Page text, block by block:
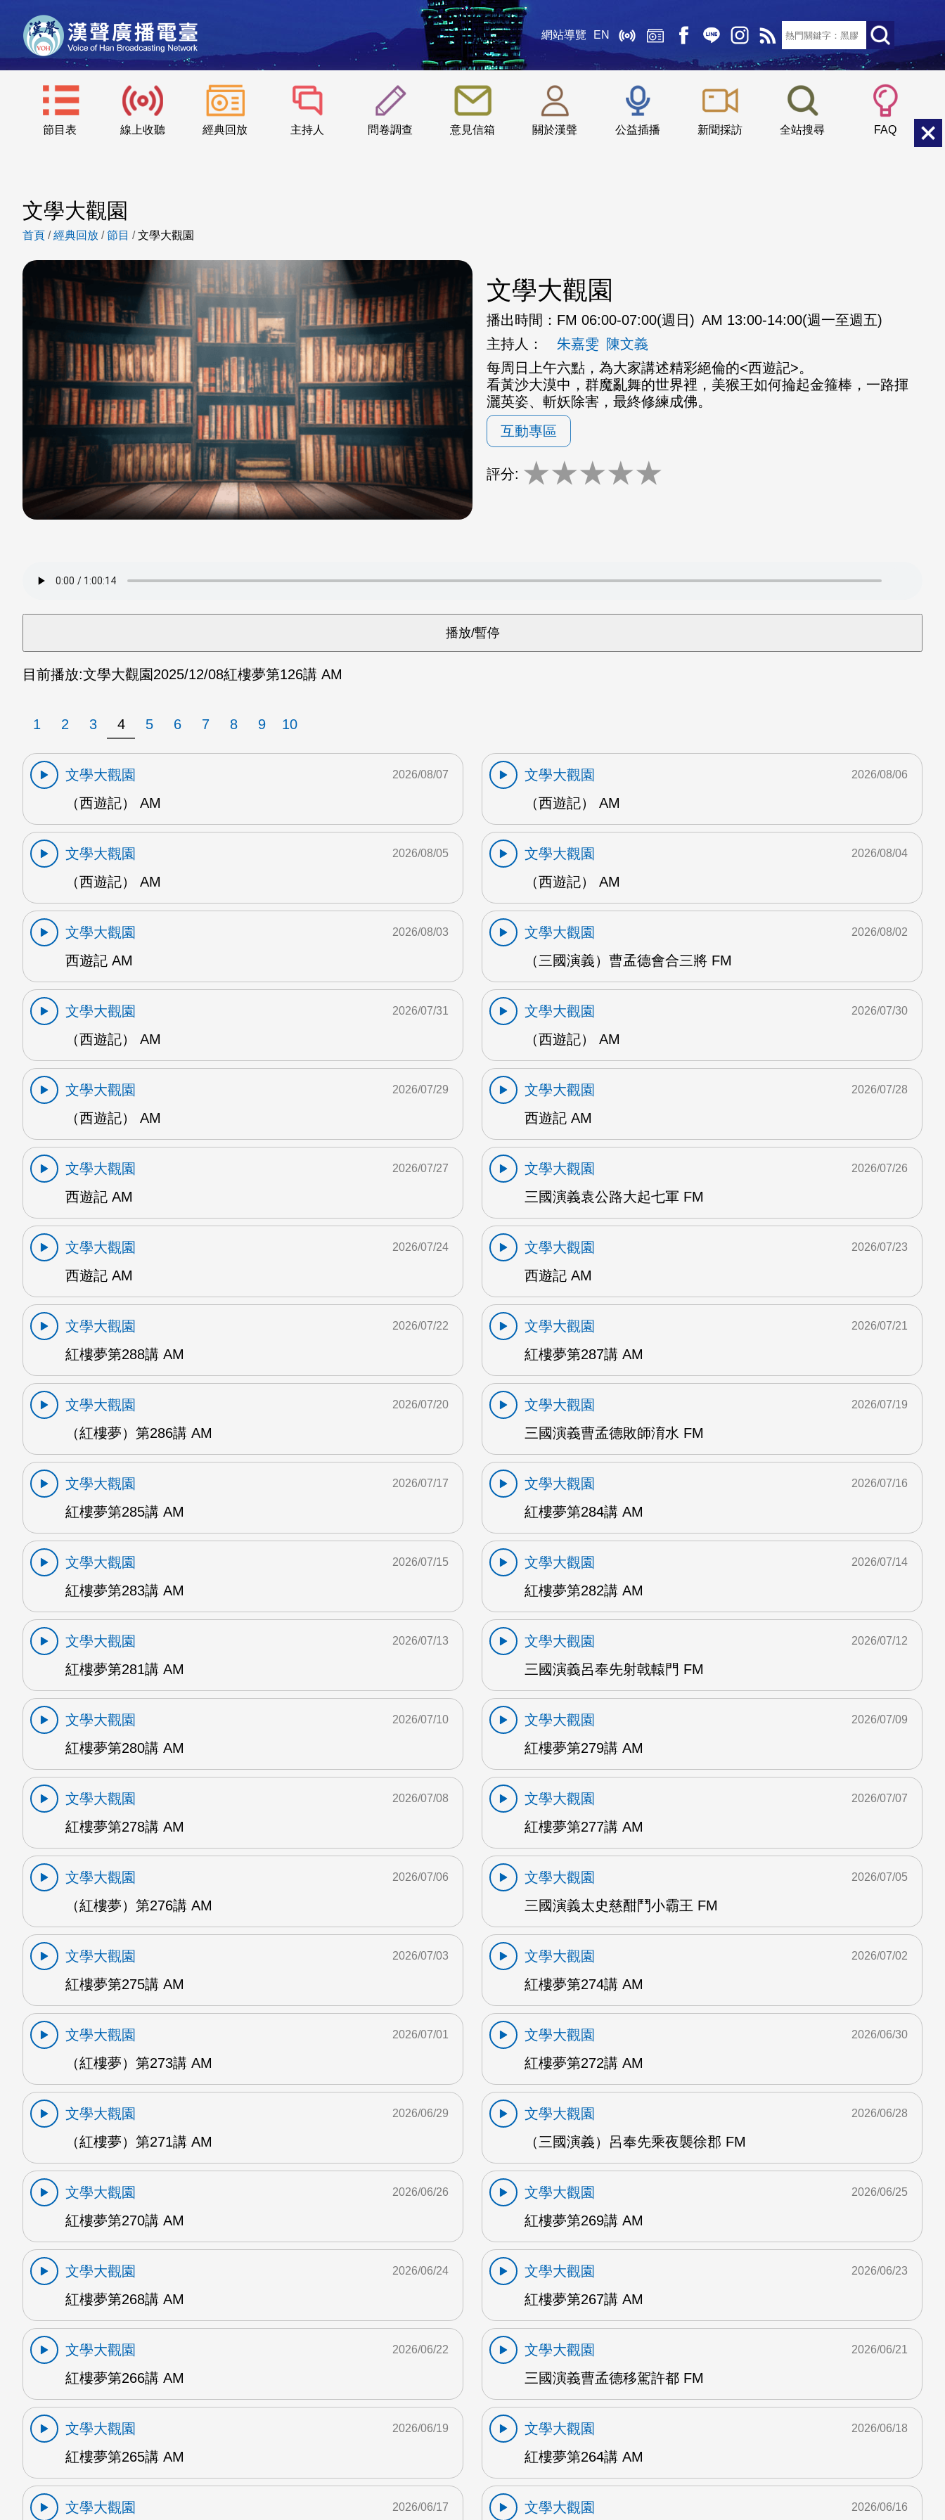
網站導覽 EN
節目表 線上收聽 經典回放 主持人 問卷調查 意見信箱 關於漢聲 公益插播 新聞採訪 全站搜尋 FAQ
::: 小 中
文學大觀園
首頁 /經典回放 /節目 /文學大觀園
文學大觀園
播出時間： FM 06:00-07:00(週日) AM 13:00-14:00(週一至週五)
主持人：
朱嘉雯 陳文義
每周日上午六點，為大家講述精彩絕倫的<西遊記>。
看黃沙大漠中，群魔亂舞的世界裡，美猴王如何掄起金箍棒，一路揮
灑英姿、斬妖除害，最終修練成佛。
互動專區
評分: ★★★★★
目前播放:文學大觀園2025/12/08紅樓夢第126講 AM
1 2 3 4 5 6 7 8 9 10
文學大觀園
（西遊記） AM
2026/08/07
文學大觀園
（西遊記） AM
2026/08/06
文學大觀園
（西遊記） AM
2026/08/05
文學大觀園
（西遊記） AM
2026/08/04
文學大觀園
西遊記 AM
2026/08/03
文學大觀園
（三國演義）曹孟德會合三將 FM
2026/08/02
文學大觀園
（西遊記） AM
2026/07/31
文學大觀園
（西遊記） AM
2026/07/30
文學大觀園
（西遊記） AM
2026/07/29
文學大觀園
西遊記 AM
2026/07/28
文學大觀園
西遊記 AM
2026/07/27
文學大觀園
三國演義袁公路大起七軍 FM
2026/07/26
文學大觀園
西遊記 AM
2026/07/24
文學大觀園
西遊記 AM
2026/07/23
文學大觀園
紅樓夢第288講 AM
2026/07/22
文學大觀園
紅樓夢第287講 AM
2026/07/21
文學大觀園
（紅樓夢）第286講 AM
2026/07/20
文學大觀園
三國演義曹孟德敗師淯水 FM
2026/07/19
文學大觀園
紅樓夢第285講 AM
2026/07/17
文學大觀園
紅樓夢第284講 AM
2026/07/16
文學大觀園
紅樓夢第283講 AM
2026/07/15
文學大觀園
紅樓夢第282講 AM
2026/07/14
文學大觀園
紅樓夢第281講 AM
2026/07/13
文學大觀園
三國演義呂奉先射戟轅門 FM
2026/07/12
文學大觀園
紅樓夢第280講 AM
2026/07/10
文學大觀園
紅樓夢第279講 AM
2026/07/09
文學大觀園
紅樓夢第278講 AM
2026/07/08
文學大觀園
紅樓夢第277講 AM
2026/07/07
文學大觀園
（紅樓夢）第276講 AM
2026/07/06
文學大觀園
三國演義太史慈酣鬥小霸王 FM
2026/07/05
文學大觀園
紅樓夢第275講 AM
2026/07/03
文學大觀園
紅樓夢第274講 AM
2026/07/02
文學大觀園
（紅樓夢）第273講 AM
2026/07/01
文學大觀園
紅樓夢第272講 AM
2026/06/30
文學大觀園
（紅樓夢）第271講 AM
2026/06/29
文學大觀園
（三國演義）呂奉先乘夜襲徐郡 FM
2026/06/28
文學大觀園
紅樓夢第270講 AM
2026/06/26
文學大觀園
紅樓夢第269講 AM
2026/06/25
文學大觀園
紅樓夢第268講 AM
2026/06/24
文學大觀園
紅樓夢第267講 AM
2026/06/23
文學大觀園
紅樓夢第266講 AM
2026/06/22
文學大觀園
三國演義曹孟德移駕許都 FM
2026/06/21
文學大觀園
紅樓夢第265講 AM
2026/06/19
文學大觀園
紅樓夢第264講 AM
2026/06/18
文學大觀園 2026/06/17 文學大觀園 2026/06/16